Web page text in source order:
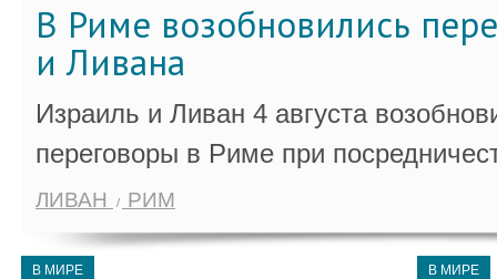
В Риме возобновились
и Ливана
Израиль и Ливан 4 августа
переговоры в Риме при
ЛИВАН РИМ
В МИРЕ В МИРЕ